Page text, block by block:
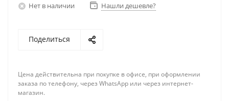
Нет в наличии Нашли дешевле?
Поделиться
Цена действительна при покупке в офисе, при оформлении
заказа по телефону, через WhatsApp или через интернет-
магазин.